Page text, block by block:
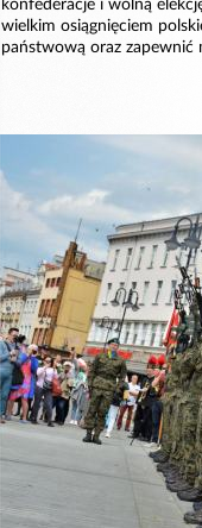
konfederacje i wolną
wielkim osiągnięciem
państwową oraz zapewnić